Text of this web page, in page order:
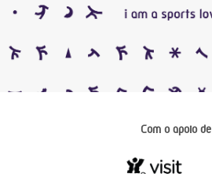
Com o apoio de